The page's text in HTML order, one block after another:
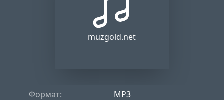
muzgold.net
Формат:
MP3